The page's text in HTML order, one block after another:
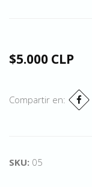
$5.000 CLP
Compartir en:
SKU: 05